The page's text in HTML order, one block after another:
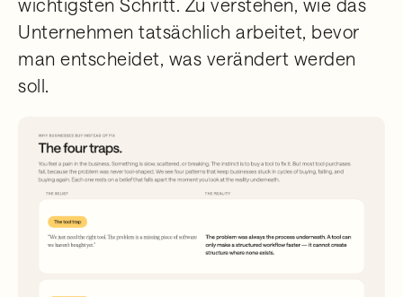
wichtigsten Schritt. Zu verstehen, wie das
Unternehmen tatsächlich arbeitet, bevor
man entscheidet, was verändert werden
soll.